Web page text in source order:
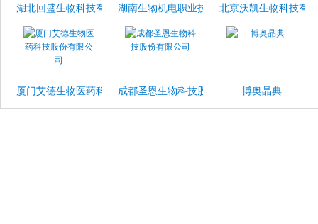
湖北回盛生物科技有限公司湖南生物机电职业技术学院北京沃凯生物科技有
厦门艾德生物医药科技股份有限公司成都圣恩生物科技股份有限公司博奥晶典